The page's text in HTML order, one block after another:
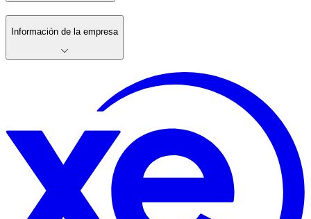
Información de la empresa